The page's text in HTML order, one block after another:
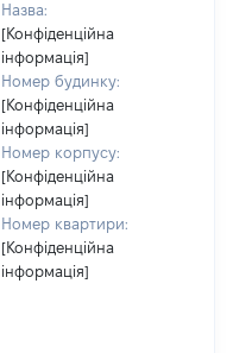
Назва:
[Конфіденційна
інформація]
Номер будинку:
[Конфіденційна
інформація]
Номер корпусу:
[Конфіденційна
інформація]
Номер квартири:
[Конфіденційна
інформація]